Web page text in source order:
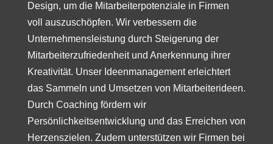
Design, um die Mitarbeiterpotenziale in Firmen
voll auszuschöpfen. Wir verbessern die
Unternehmensleistung durch Steigerung der
Mitarbeiterzufriedenheit und Anerkennung ihrer
Kreativität. Unser Ideenmanagement erleichtert
das Sammeln und Umsetzen von Mitarbeiterideen.
Durch Coaching fördern wir
Persönlichkeitsentwicklung und das Erreichen von
Herzenszielen. Zudem unterstützen wir Firmen bei